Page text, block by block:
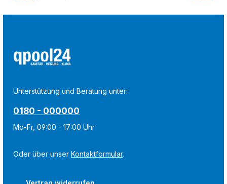
Unterstützung und Beratung unter:
0180 - 000000
Mo-Fr, 09:00 - 17:00 Uhr
Oder über unserKontaktformular.